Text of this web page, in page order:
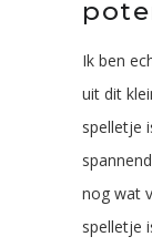
Ik ben
uit dit
spelletje
nog wat
spelletje